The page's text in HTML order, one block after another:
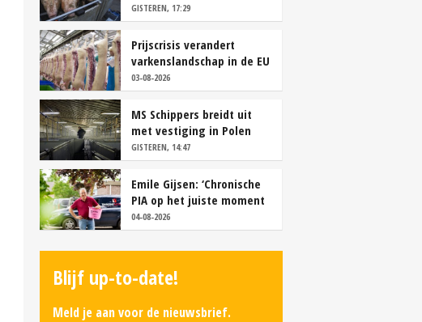
GISTEREN, 17:29
Prijscrisis verandert
varkenslandschap in de EU
rap
03-08-2026
MS Schippers breidt uit
met vestiging in Polen
GISTEREN, 14:47
Emile Gijsen: ‘Chronische
PIA op het juiste moment
tackelen’
04-08-2026
Blijf up-to-date!
Meld je aan voor de nieuwsbrief.